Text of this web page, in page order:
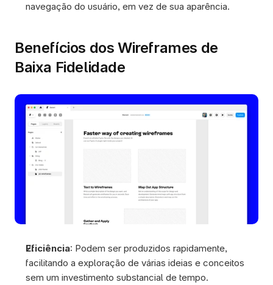
navegação do usuário, em vez de sua aparência.
Benefícios dos Wireframes de
Baixa Fidelidade
Eficiência: Podem ser produzidos rapidamente,
facilitando a exploração de várias ideias e conceitos
sem um investimento substancial de tempo.